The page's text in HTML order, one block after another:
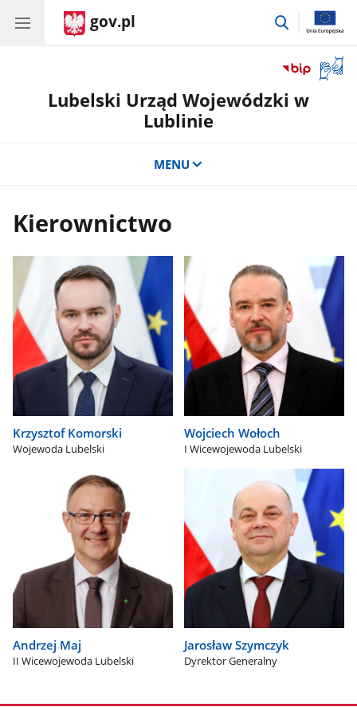
gov.pl
przejdź
okno
Lubelski Urząd Wojewódzki w
Lublinie
MENU
Kierownictwo
Krzysztof Komorski
Wojewoda Lubelski
Wojciech Wołoch
I Wicewojewoda Lubelski
Andrzej Maj
II Wicewojewoda Lubelski
Jarosław Szymczyk
Dyrektor Generalny